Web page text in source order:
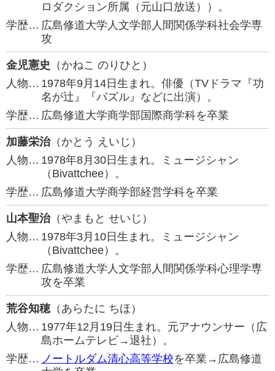
ロダクション所属（元山口放送））。
学歴… 広島修道大学人文学部人間関係学科社会学専
攻
金児憲史 （かねこ のりひと）
人物… 1978年9月14日生まれ。俳優（TVドラマ『功
名が辻』『パズル』などに出演）。
学歴… 広島修道大学商学部国際商学科を卒業
加藤栄治（かとう えいじ）
人物… 1978年8月30日生まれ。ミュージシャン
（Bivattchee）。
学歴… 広島修道大学商学部経営学科を卒業
山本聖治（やまもと せいじ）
人物… 1978年3月10日生まれ。ミュージシャン
（Bivattchee）。
学歴… 広島修道大学人文学部人間関係学科心理学専
攻を卒業
荒谷知穂（あらたに ちほ）
人物… 1977年12月19日生まれ。元アナウンサー（広
島ホームテレビ→退社）。
学歴… ノートルダム清心高等学校を卒業→広島修道